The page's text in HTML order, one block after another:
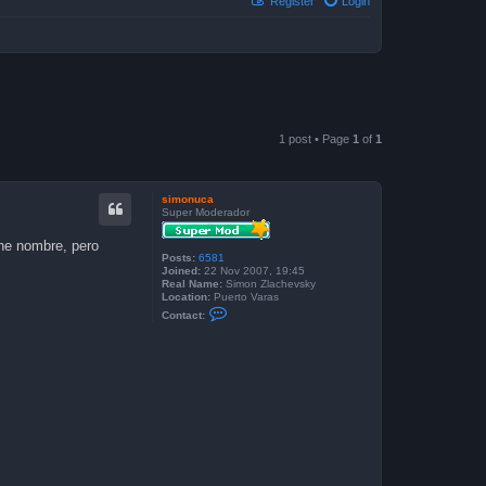
1 post • Page 1 of 1
simonuca
Super Moderador
Posts: 6581
Joined: 22 Nov 2007, 19:45
Real Name: Simon Zlachevsky
Location: Puerto Varas
Contact:
nombre, pero